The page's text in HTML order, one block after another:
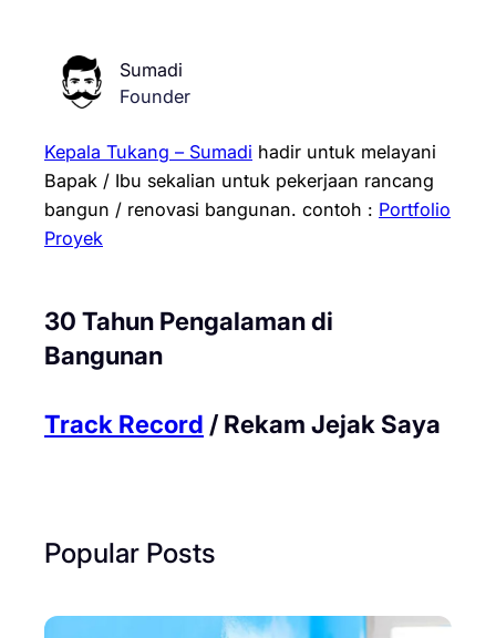
Sumadi
Founder
Kepala Tukang – Sumadi hadir untuk melayani
Bapak / Ibu sekalian untuk pekerjaan rancang
bangun / renovasi bangunan. contoh : Portfolio
Proyek
30 Tahun Pengalaman di
Bangunan
Track Record / Rekam Jejak Saya
Popular Posts